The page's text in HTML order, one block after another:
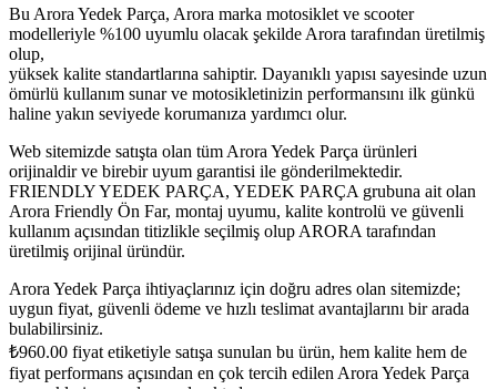
Bu Arora Yedek Parça, Arora marka motosiklet ve scooter
modelleriyle %100 uyumlu olacak şekilde Arora tarafından üretilmiş
olup,
yüksek kalite standartlarına sahiptir. Dayanıklı yapısı sayesinde uzun
ömürlü kullanım sunar ve motosikletinizin performansını ilk günkü
haline yakın seviyede korumanıza yardımcı olur.
Web sitemizde satışta olan tüm Arora Yedek Parça ürünleri
orijinaldir ve birebir uyum garantisi ile gönderilmektedir.
FRIENDLY YEDEK PARÇA, YEDEK PARÇA grubuna ait olan
Arora Friendly Ön Far, montaj uyumu, kalite kontrolü ve güvenli
kullanım açısından titizlikle seçilmiş olup ARORA tarafından
üretilmiş orijinal üründür.
Arora Yedek Parça ihtiyaçlarınız için doğru adres olan sitemizde;
uygun fiyat, güvenli ödeme ve hızlı teslimat avantajlarını bir arada
bulabilirsiniz.
₺960.00 fiyat etiketiyle satışa sunulan bu ürün, hem kalite hem de
fiyat performans açısından en çok tercih edilen Arora Yedek Parça